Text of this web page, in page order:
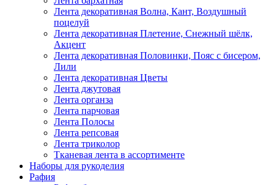
Лента декоративная Волна, Кант, Воздушный
поцелуй
Лента декоративная Плетение, Снежный шёлк,
Акцент
Лента декоративная Половинки, Пояс с бисером,
Лили
Лента декоративная Цветы
Лента джутовая
Лента органза
Лента парчовая
Лента Полосы
Лента репсовая
Лента триколор
Тканевая лента в ассортименте
Наборы для рукоделия
Рафия